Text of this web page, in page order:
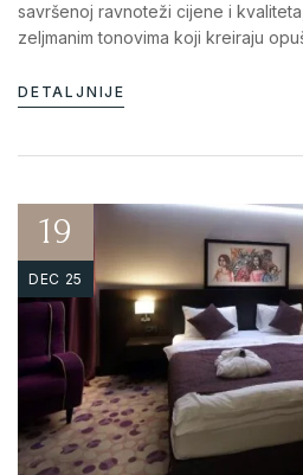
savršenoj ravnoteži cijene i
zeljmanim tonovima koji kreiraju
DETALJNIJE
19
DEC 25